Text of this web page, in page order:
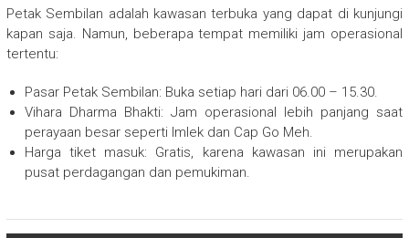
Petak Sembilan adalah kawasan terbuka yang dapat di kunjungi
kapan saja. Namun, beberapa tempat memiliki jam operasional
tertentu:
Pasar Petak Sembilan: Buka setiap hari dari 06.00 – 15.30.
Vihara Dharma Bhakti: Jam operasional lebih panjang saat
perayaan besar seperti Imlek dan Cap Go Meh.
Harga tiket masuk: Gratis, karena kawasan ini merupakan
pusat perdagangan dan pemukiman.